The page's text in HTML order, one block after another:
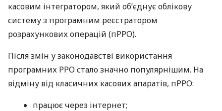
касовим інтегратором, який об’єднує облікову
систему з програмним реєстратором
розрахункових операцій (пРРО).
Після змін у законодавстві використання
програмних РРО стало значно популярнішим. На
відміну від класичних касових апаратів, пРРО:
працює через інтернет;